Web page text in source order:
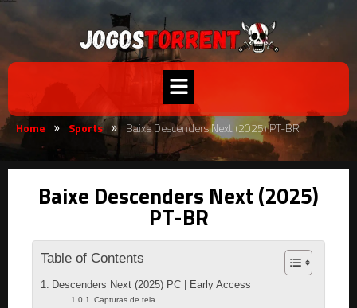
Home » Sports » Baixe Descenders Next (2025) PT-BR
Baixe Descenders Next (2025)
PT-BR
Table of Contents
Descenders Next (2025) PC | Early Access
Capturas de tela